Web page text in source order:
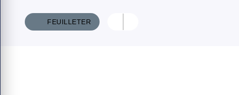
FEUILLETER